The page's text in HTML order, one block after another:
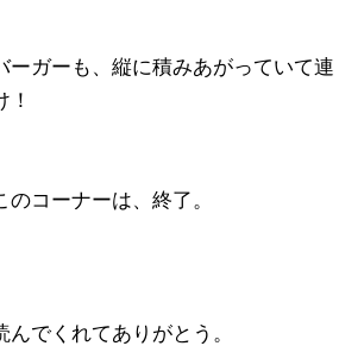
ーガーも、縦に積みあがっていて連
のコーナーは、終了。
でくれてありがとう。